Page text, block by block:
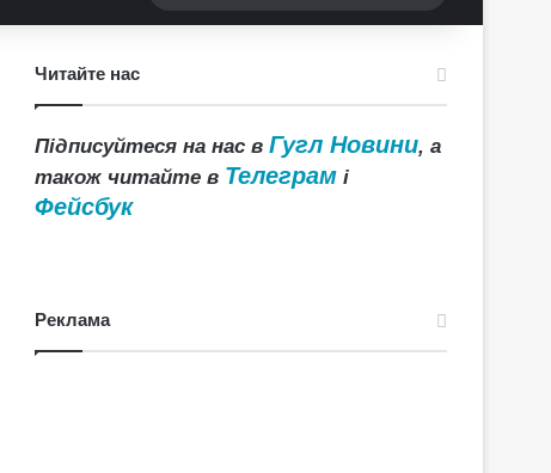
Читайте нас
Підписуйтеся на нас вГугл Новини, а
також читайте в Телеграм і
Фейсбук
Реклама